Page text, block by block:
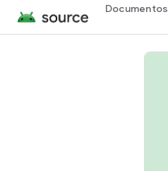
Documentos